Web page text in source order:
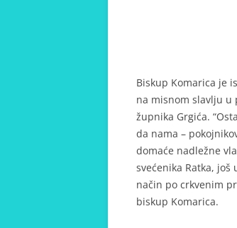
Biskup Komarica je
na misnom slavlju u
župnika Grgića.
da nama –
domaće nadležne
svećenika Ratka,
način po crkvenim
biskup Komarica.